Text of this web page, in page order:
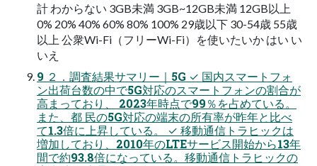
計 わからない 3GB未満 3GB~12GB未満 12GB以上
0% 20% 40% 60% 80% 100% 29歳以下 30-54歳 55歳
以上 公衆Wi-Fi（フリーWi-Fi）を使いたいか はい い
いえ
9 ２．調査結果サマリー｜5G ✓ 国内スマートフォ
ン出荷台数の中で5G対応のスマートフォンの割合が
高まっており、 2023年時点で99％を占めている。
また、都 民の5G対応の端末の所有率が昨年と比べ
て1.3倍に上昇している。 ✓ 移動通信トラヒックは
増加しており、2010年のLTEサービス開始から13年
間で約93.8倍になっている。移動通信トラヒックの